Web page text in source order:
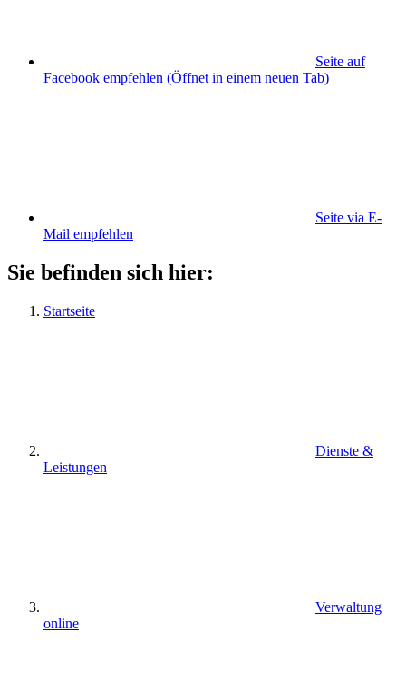
Seite auf
Facebook empfehlen (Öffnet in einem neuen Tab)
Seite via E-
Mail empfehlen
Sie befinden sich hier:
Startseite
Dienste &
Leistungen
Verwaltung
online